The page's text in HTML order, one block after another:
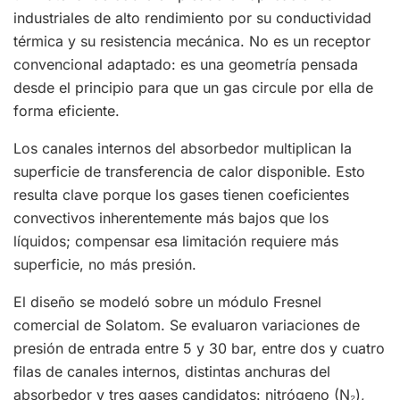
industriales de alto rendimiento por su conductividad
térmica y su resistencia mecánica. No es un receptor
convencional adaptado: es una geometría pensada
desde el principio para que un gas circule por ella de
forma eficiente.
Los canales internos del absorbedor multiplican la
superficie de transferencia de calor disponible. Esto
resulta clave porque los gases tienen coeficientes
convectivos inherentemente más bajos que los
líquidos; compensar esa limitación requiere más
superficie, no más presión.
El diseño se modeló sobre un módulo Fresnel
comercial de Solatom. Se evaluaron variaciones de
presión de entrada entre 5 y 30 bar, entre dos y cuatro
filas de canales internos, distintas anchuras del
absorbedor y tres gases candidatos: nitrógeno (N₂),